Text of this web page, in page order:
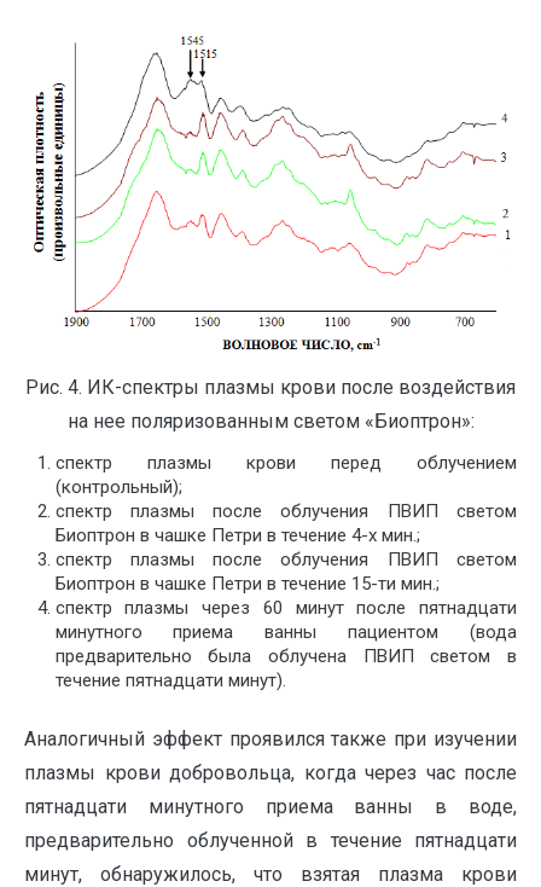
Рис. 4. ИК-спектры плазмы крови после воздействия
на нее поляризованным светом «Биоптрон»:
спектр плазмы крови перед облучением
(контрольный);
спектр плазмы после облучения ПВИП светом
Биоптрон в чашке Петри в течение 4-х мин.;
спектр плазмы после облучения ПВИП светом
Биоптрон в чашке Петри в течение 15-ти мин.;
спектр плазмы через 60 минут после пятнадцати
минутного приема ванны пациентом (вода
предварительно была облучена ПВИП светом в
течение пятнадцати минут).
Аналогичный эффект проявился также при изучении
плазмы крови добровольца, когда через час после
пятнадцати минутного приема ванны в воде,
предварительно облученной в течение пятнадцати
минут, обнаружилось, что взятая плазма крови